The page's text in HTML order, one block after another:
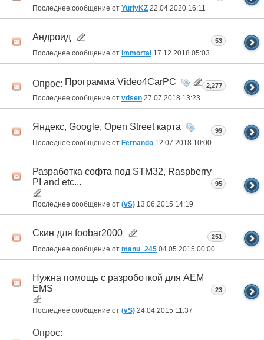
Последнее сообщение от YuriyKZ 22.04.2020 16:11
Андроид
Последнее сообщение от immortal 17.12.2018 05:03
53
Опрос: Программа Video4CarPC
Последнее сообщение от vdsen 27.07.2018 13:23
2,277
Яндекс, Google, Open Street карта
Последнее сообщение от Fernando 12.07.2018 10:00
99
Разработка софта под STM32, Raspberry
PI and etc...
Последнее сообщение от (vS) 13.06.2015 14:19
95
Скин для foobar2000
Последнее сообщение от manu_245 04.05.2015 00:00
251
Нужна помощь с разроботкой для AEM
EMS
Последнее сообщение от (vS) 24.04.2015 11:37
23
Опрос: